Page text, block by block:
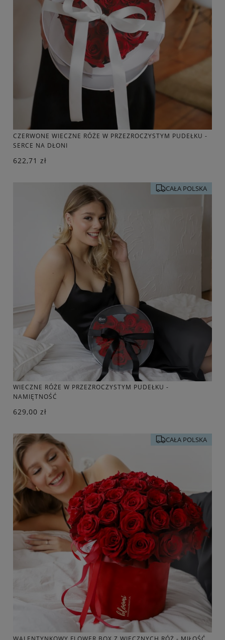
CZERWONE WIECZNE RÓŻE W PRZEZROCZYSTYM PUDEŁKU -
SERCE NA DŁONI
622,71 zł
WIECZNE RÓŻE W PRZEZROCZYSTYM PUDEŁKU -
NAMIĘTNOŚĆ
CAŁA POLSKA
629,00 zł
CAŁA POLSKA